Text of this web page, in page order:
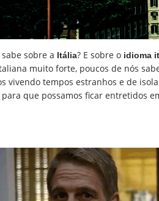
sobre a Itália? E sobre o idioma
muito forte, poucos de nós
vivendo tempos estranhos e de
que possamos ficar entretidos